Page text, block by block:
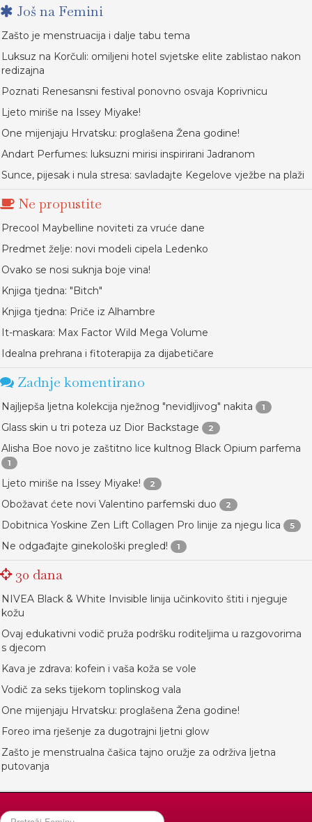
Još na Femini
Zašto je menstruacija i dalje tabu tema
Luksuz na Korčuli: omiljeni hotel svjetske elite zablistao nakon
redizajna
Poznati Renesansni festival ponovno osvaja Koprivnicu
Ljeto miriše na Issey Miyake!
One mijenjaju Hrvatsku: proglašena Žena godine!
Andart Perfumes: luksuzni mirisi inspirirani Jadranom
Sunce, pijesak i nula stresa: savladajte Kegelove vježbe na plaži
Ne propustite
Precool Maybelline noviteti za vruće dane
Predmet želje: novi modeli cipela Ledenko
Ovako se nosi suknja boje vina!
Knjiga tjedna: "Bitch"
Knjiga tjedna: Priče iz Alhambre
It-maskara: Max Factor Wild Mega Volume
Idealna prehrana i fitoterapija za dijabetičare
Zadnje komentirano
Najljepša ljetna kolekcija nježnog "nevidljivog" nakita 1
Glass skin u tri poteza uz Dior Backstage 2
Alisha Boe novo je zaštitno lice kultnog Black Opium parfema
1
Ljeto miriše na Issey Miyake! 2
Obožavat ćete novi Valentino parfemski duo 2
Dobitnica Yoskine Zen Lift Collagen Pro linije za njegu lica 5
Ne odgađajte ginekološki pregled! 1
30 dana
NIVEA Black & White Invisible linija učinkovito štiti i njeguje
kožu
Ovaj edukativni vodič pruža podršku roditeljima u razgovorima
s djecom
Kava je zdrava: kofein i vaša koža se vole
Vodič za seks tijekom toplinskog vala
One mijenjaju Hrvatsku: proglašena Žena godine!
Foreo ima rješenje za dugotrajni ljetni glow
Zašto je menstrualna čašica tajno oružje za održiva ljetna
putovanja